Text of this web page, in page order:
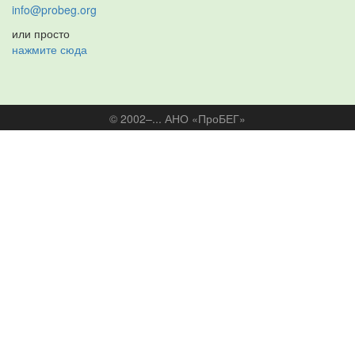
info@probeg.org
или просто
нажмите сюда
© 2002–... АНО «ПроБЕГ»